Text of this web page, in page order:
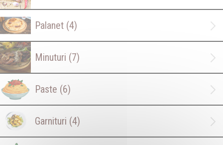
Palanet (4)
Minuturi (7)
Paste (6)
Garnituri (4)